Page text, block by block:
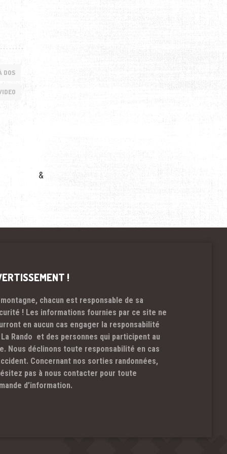
DOS
&
!
montagne, chacun est responsable de sa
! Les informations fournies par ce site ne
en aucun cas engager la responsabilité
Rando et des personnes qui participent au
Nous déclinons toute responsabilité en cas
Concernant nos sorties randonnées,
pas à nous contacter pour toute
d’information.